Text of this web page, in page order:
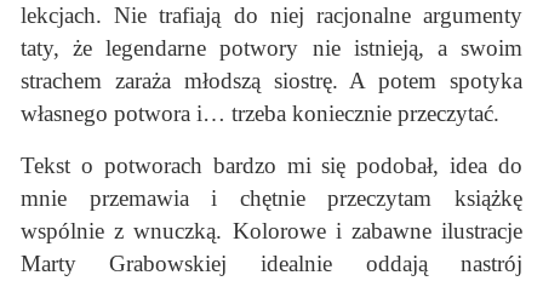
lekcjach. Nie trafiają do niej racjonalne argumenty
taty, że legendarne potwory nie istnieją, a swoim
strachem zaraża młodszą siostrę. A potem spotyka
własnego potwora i… trzeba koniecznie przeczytać.
Tekst o potworach bardzo mi się podobał, idea do
mnie przemawia i chętnie przeczytam książkę
wspólnie z wnuczką. Kolorowe i zabawne ilustracje
Marty Grabowskiej idealnie oddają nastrój